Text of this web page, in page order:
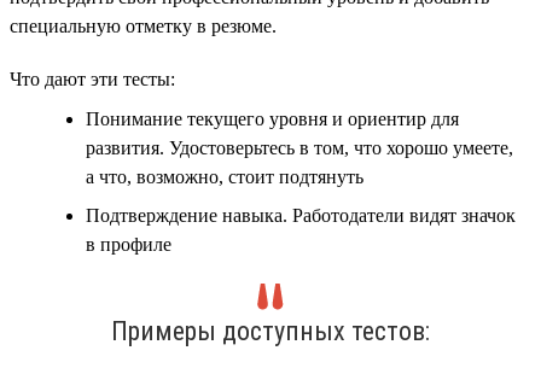
специальную отметку в резюме.
Что дают эти тесты:
Понимание текущего уровня и ориентир для
развития. Удостоверьтесь в том, что хорошо умеете,
а что, возможно, стоит подтянуть
Подтверждение навыка. Работодатели видят значок
в профиле
Примеры доступных тестов: